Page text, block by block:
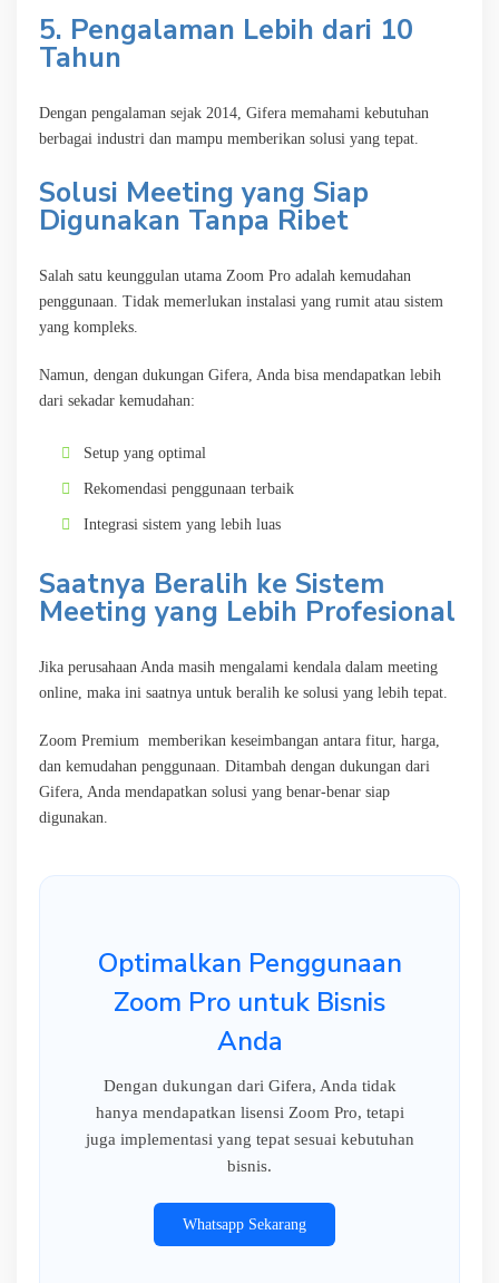
5. Pengalaman Lebih dari 10
Tahun
Dengan pengalaman sejak 2014, Gifera memahami kebutuhan
berbagai industri dan mampu memberikan solusi yang tepat.
Solusi Meeting yang Siap
Digunakan Tanpa Ribet
Salah satu keunggulan utama Zoom Pro adalah kemudahan
penggunaan. Tidak memerlukan instalasi yang rumit atau sistem
yang kompleks.
Namun, dengan dukungan Gifera, Anda bisa mendapatkan lebih
dari sekadar kemudahan:
Setup yang optimal
Rekomendasi penggunaan terbaik
Integrasi sistem yang lebih luas
Saatnya Beralih ke Sistem
Meeting yang Lebih Profesional
Jika perusahaan Anda masih mengalami kendala dalam meeting
online, maka ini saatnya untuk beralih ke solusi yang lebih tepat.
Zoom Premium memberikan keseimbangan antara fitur, harga,
dan kemudahan penggunaan. Ditambah dengan dukungan dari
Gifera, Anda mendapatkan solusi yang benar-benar siap
digunakan.
Optimalkan Penggunaan
Zoom Pro untuk Bisnis
Anda
Dengan dukungan dari Gifera, Anda tidak
hanya mendapatkan lisensi Zoom Pro, tetapi
juga implementasi yang tepat sesuai kebutuhan
bisnis.
Whatsapp Sekarang